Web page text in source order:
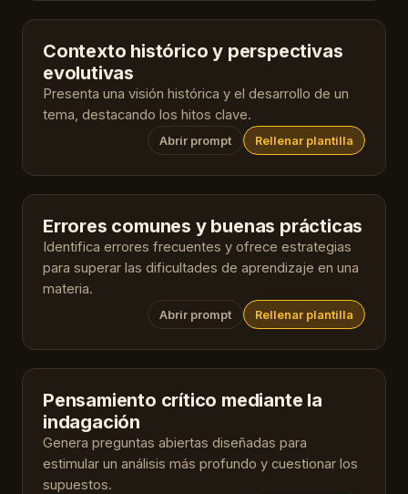
Contexto histórico y perspectivas
evolutivas
Presenta una visión histórica y el desarrollo de un
tema, destacando los hitos clave.
Abrir prompt Rellenar plantilla
Errores comunes y buenas prácticas
Identifica errores frecuentes y ofrece estrategias
para superar las dificultades de aprendizaje en una
materia.
Abrir prompt Rellenar plantilla
Pensamiento crítico mediante la
indagación
Genera preguntas abiertas diseñadas para
estimular un análisis más profundo y cuestionar los
supuestos.